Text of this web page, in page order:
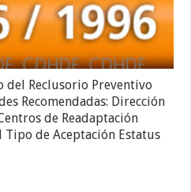
del Reclusorio Preventivo
Recomendadas: Dirección
de Readaptación
de Aceptación Estatus